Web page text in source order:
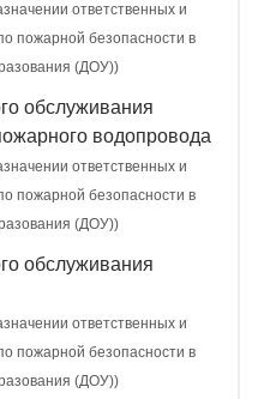
ответственных и
пожарной безопасности в
(ДОУ))
обслуживания
водопровода
ответственных и
пожарной безопасности в
(ДОУ))
обслуживания
ответственных и
пожарной безопасности в
(ДОУ))